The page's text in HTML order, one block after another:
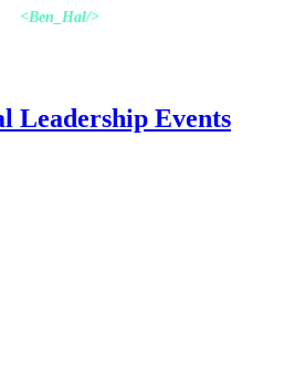
<Ben_Hal/>
Leadership Events